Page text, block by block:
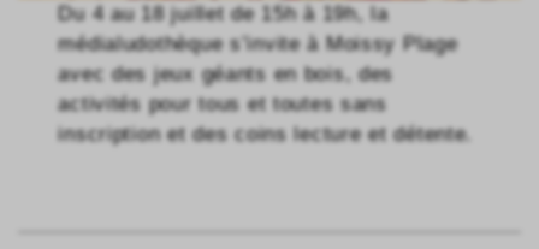
Du 4 au 18 juillet de 15h à 19h, la
médialudothèque s’invite à Moissy Plage
avec des jeux géants en bois, des
activités pour tous et toutes sans
inscription et des coins lecture et détente.